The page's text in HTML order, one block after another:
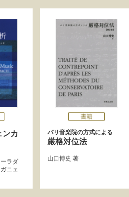
ンカ
ラダ
ニェ
書籍
パリ音楽院の方式による
厳格対位法
山口博史 著